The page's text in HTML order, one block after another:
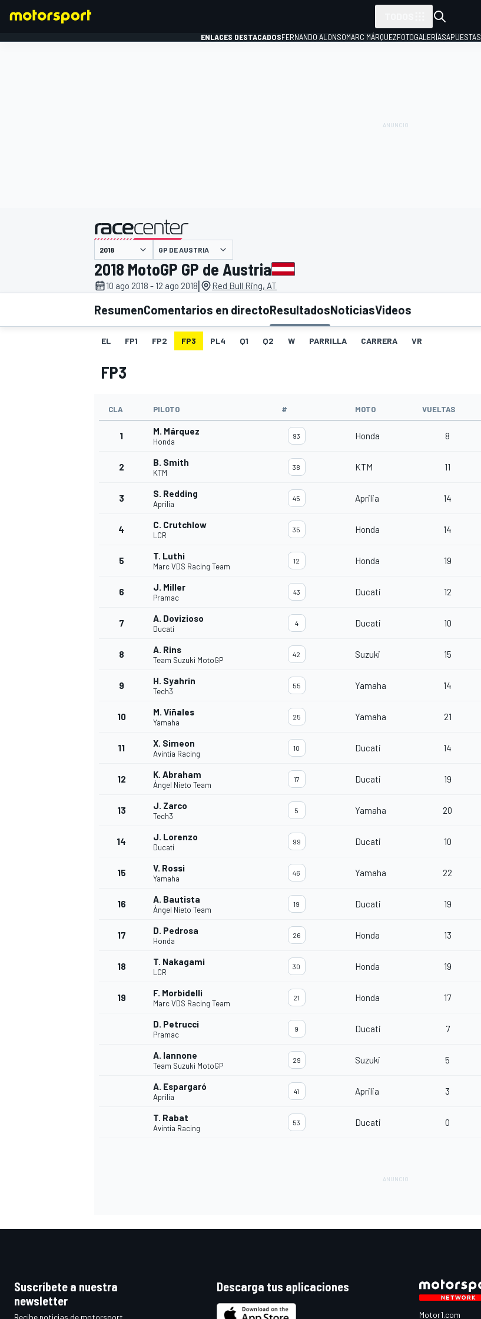
INDYCAR WRC
ENLACES DESTACADOSFERNANDO ALONSOMARC MÁRQUEZFOTOGALERÍASAPUESTAS
presentado por
GP DE AUSTRIA
2018 MotoGP GP de Austria
10 ago 2018 - 12 ago 2018| Red Bull Ring, AT
ResumenComentarios en directoResultadosNoticiasVideos
EL FP1 FP2 FP3 PL4 Q1 Q2 W PARRILLA CARRERA VR
FP3
CLA PILOTO # MOTO VUELTAS
1 M. Márquez
Honda
93 Honda 8
2 B. Smith
KTM
38 KTM 11
3 S. Redding
Aprilia
45 Aprilia 14
4 C. Crutchlow
LCR
35 Honda 14
5 T. Luthi
Marc VDS Racing Team
12 Honda 19
6 J. Miller
Pramac
43 Ducati 12
7 A. Dovizioso
Ducati
4 Ducati 10
8 A. Rins
Team Suzuki MotoGP
42 Suzuki 15
9 H. Syahrin
Tech3
55 Yamaha 14
10 M. Viñales
Yamaha
25 Yamaha 21
11 X. Simeon
Avintia Racing
10 Ducati 14
12 K. Abraham
Ángel Nieto Team
17 Ducati 19
13 J. Zarco
Tech3
5 Yamaha 20
14 J. Lorenzo
Ducati
99 Ducati 10
15 V. Rossi
Yamaha
46 Yamaha 22
16 A. Bautista
Ángel Nieto Team
19 Ducati 19
17 D. Pedrosa
Honda
26 Honda 13
18 T. Nakagami
LCR
30 Honda 19
19 F. Morbidelli
Marc VDS Racing Team
21 Honda 17
D. Petrucci
Pramac
9 Ducati 7
A. Iannone
Team Suzuki MotoGP
29 Suzuki 5
A. Espargaró
Aprilia
41 Aprilia 3
T. Rabat
Avintia Racing
53 Ducati 0
Suscríbete a nuestra
newsletter
Recibe noticias de motorsport,
Descarga tus aplicaciones
Motor1.com